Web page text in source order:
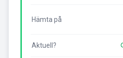
Hämta på
Aktuell?